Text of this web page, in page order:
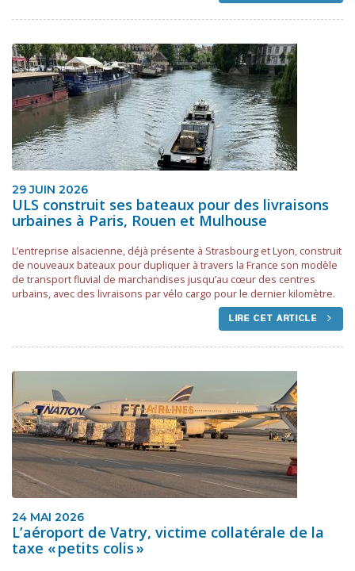
29 JUIN 2026
ULS construit ses bateaux pour des livraisons
urbaines à Paris, Rouen et Mulhouse
L’entreprise alsacienne, déjà présente à Strasbourg et Lyon, construit
de nouveaux bateaux pour dupliquer à travers la France son modèle
de transport fluvial de marchandises jusqu’au cœur des centres
urbains, avec des livraisons par vélo cargo pour le dernier kilomètre.
LIRE CET ARTICLE
24 MAI 2026
L’aéroport de Vatry, victime collatérale de la
taxe « petits colis »